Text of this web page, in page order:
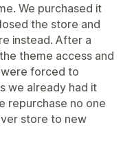
We purchased it
the store and
instead. After a
theme access and
forced to
we already had it
repurchase no one
store to new